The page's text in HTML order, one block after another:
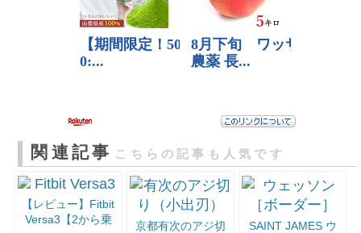
関連記事 こちらの記事も人気です
【レビュー】Fitbit
Versa3【2から乗
京都有次のアジ切
SAINT JAMES ウ